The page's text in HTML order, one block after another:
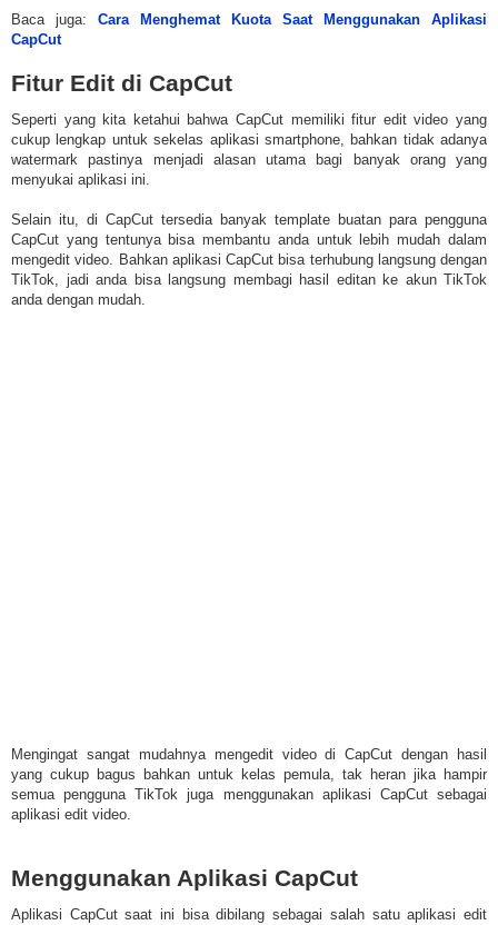
Baca juga: Cara Menghemat Kuota Saat Menggunakan Aplikasi
CapCut
Fitur Edit di CapCut
Seperti yang kita ketahui bahwa CapCut memiliki fitur edit video yang
cukup lengkap untuk sekelas aplikasi smartphone, bahkan tidak adanya
watermark pastinya menjadi alasan utama bagi banyak orang yang
menyukai aplikasi ini.
Selain itu, di CapCut tersedia banyak template buatan para pengguna
CapCut yang tentunya bisa membantu anda untuk lebih mudah dalam
mengedit video. Bahkan aplikasi CapCut bisa terhubung langsung dengan
TikTok, jadi anda bisa langsung membagi hasil editan ke akun TikTok
anda dengan mudah.
Mengingat sangat mudahnya mengedit video di CapCut dengan hasil
yang cukup bagus bahkan untuk kelas pemula, tak heran jika hampir
semua pengguna TikTok juga menggunakan aplikasi CapCut sebagai
aplikasi edit video.
Menggunakan Aplikasi CapCut
Aplikasi CapCut saat ini bisa dibilang sebagai salah satu aplikasi edit